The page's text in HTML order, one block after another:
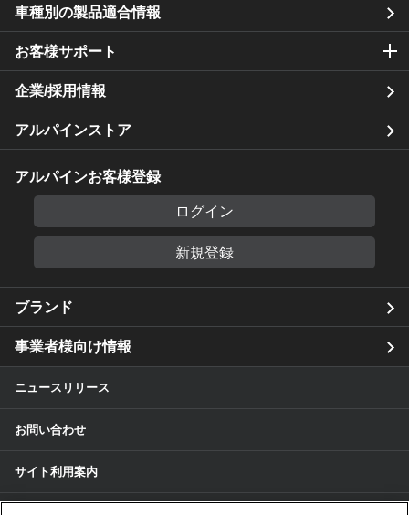
車種別の製品適合情報
お客様サポート
企業/採用情報
アルパインストア
アルパインお客様登録
ログイン
新規登録
ブランド
事業者様向け情報
ニュースリリース
お問い合わせ
サイト利用案内